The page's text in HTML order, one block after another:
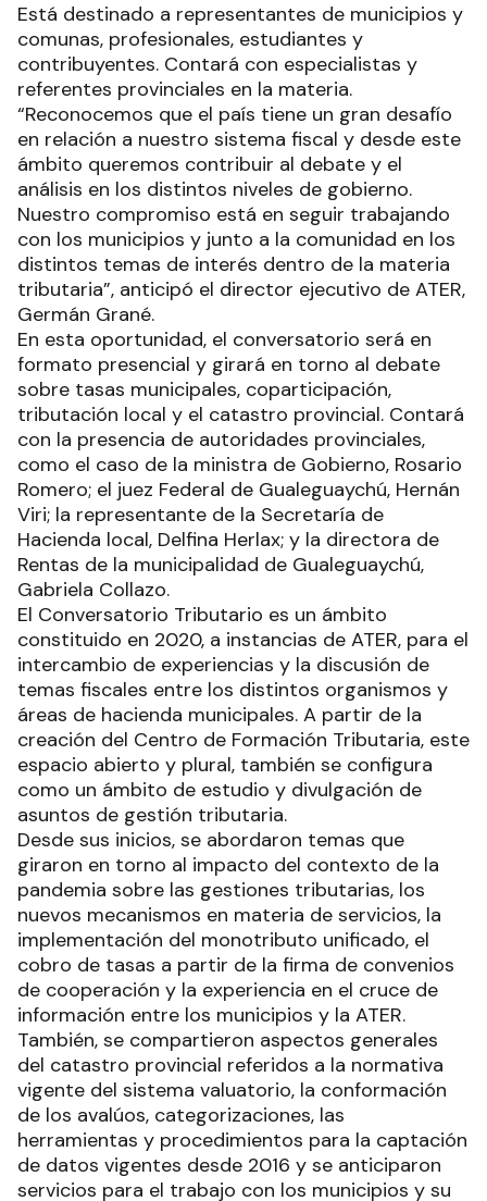
Está destinado a representantes de municipios y
comunas, profesionales, estudiantes y
contribuyentes. Contará con especialistas y
referentes provinciales en la materia.
“Reconocemos que el país tiene un gran desafío
en relación a nuestro sistema fiscal y desde este
ámbito queremos contribuir al debate y el
análisis en los distintos niveles de gobierno.
Nuestro compromiso está en seguir trabajando
con los municipios y junto a la comunidad en los
distintos temas de interés dentro de la materia
tributaria”, anticipó el director ejecutivo de ATER,
Germán Grané.
En esta oportunidad, el conversatorio será en
formato presencial y girará en torno al debate
sobre tasas municipales, coparticipación,
tributación local y el catastro provincial. Contará
con la presencia de autoridades provinciales,
como el caso de la ministra de Gobierno, Rosario
Romero; el juez Federal de Gualeguaychú, Hernán
Viri; la representante de la Secretaría de
Hacienda local, Delfina Herlax; y la directora de
Rentas de la municipalidad de Gualeguaychú,
Gabriela Collazo.
El Conversatorio Tributario es un ámbito
constituido en 2020, a instancias de ATER, para el
intercambio de experiencias y la discusión de
temas fiscales entre los distintos organismos y
áreas de hacienda municipales. A partir de la
creación del Centro de Formación Tributaria, este
espacio abierto y plural, también se configura
como un ámbito de estudio y divulgación de
asuntos de gestión tributaria.
Desde sus inicios, se abordaron temas que
giraron en torno al impacto del contexto de la
pandemia sobre las gestiones tributarias, los
nuevos mecanismos en materia de servicios, la
implementación del monotributo unificado, el
cobro de tasas a partir de la firma de convenios
de cooperación y la experiencia en el cruce de
información entre los municipios y la ATER.
También, se compartieron aspectos generales
del catastro provincial referidos a la normativa
vigente del sistema valuatorio, la conformación
de los avalúos, categorizaciones, las
herramientas y procedimientos para la captación
de datos vigentes desde 2016 y se anticiparon
servicios para el trabajo con los municipios y su